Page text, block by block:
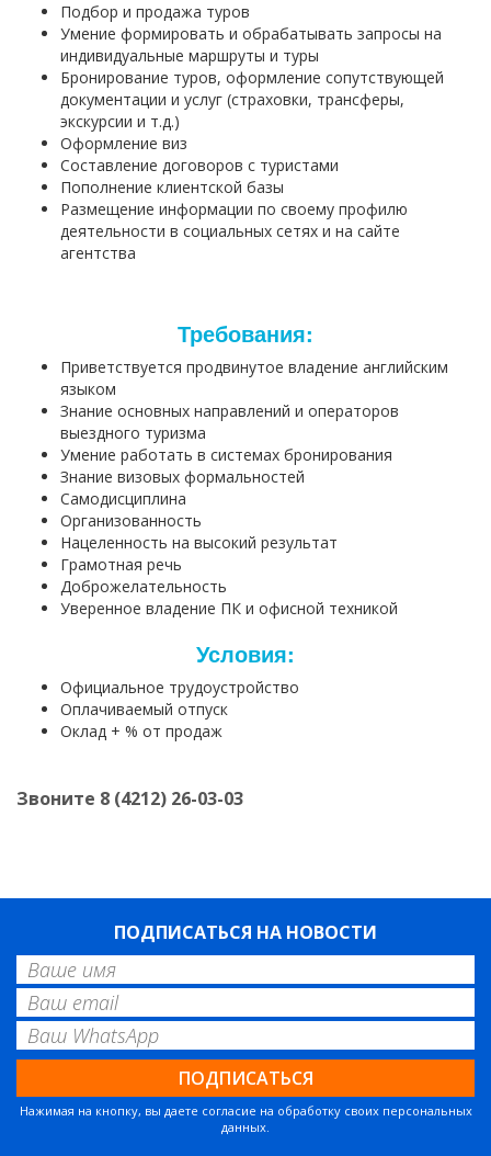
Подбор и продажа туров
Умение формировать и обрабатывать запросы на
индивидуальные маршруты и туры
Бронирование туров, оформление сопутствующей
документации и услуг (страховки, трансферы,
экскурсии и т.д.)
Оформление виз
Составление договоров с туристами
Пополнение клиентской базы
Размещение информации по своему профилю
деятельности в социальных сетях и на сайте
агентства
Требования:
Приветствуется продвинутое владение английским
языком
Знание основных направлений и операторов
выездного туризма
Умение работать в системах бронирования
Знание визовых формальностей
Самодисциплина
Организованность
Нацеленность на высокий результат
Грамотная речь
Доброжелательность
Уверенное владение ПК и офисной техникой
Условия:
Официальное трудоустройство
Оплачиваемый отпуск
Оклад + % от продаж
Звоните 8 (4212) 26-03-03
ПОДПИСАТЬСЯ НА НОВОСТИ
Нажимая на кнопку, вы даете согласие на обработку своих персональных
данных.